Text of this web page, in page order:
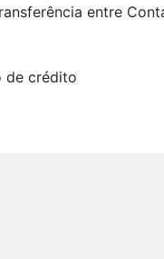
entre
de crédito